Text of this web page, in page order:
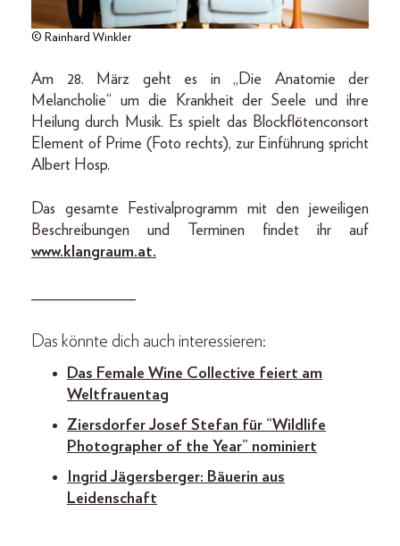
© Rainhard Winkler
Am 28. März geht es in „Die Anatomie der
Melancholie“ um die Krankheit der Seele und ihre
Heilung durch Musik. Es spielt das Blockflötenconsort
Element of Prime (Foto rechts), zur Einführung spricht
Albert Hosp.
Das gesamte Festivalprogramm mit den jeweiligen
Beschreibungen und Terminen findet ihr auf
www.klangraum.at.
Das könnte dich auch interessieren:
Das Female Wine Collective feiert am
Weltfrauentag
Ziersdorfer Josef Stefan für “Wildlife
Photographer of the Year” nominiert
Ingrid Jägersberger: Bäuerin aus
Leidenschaft